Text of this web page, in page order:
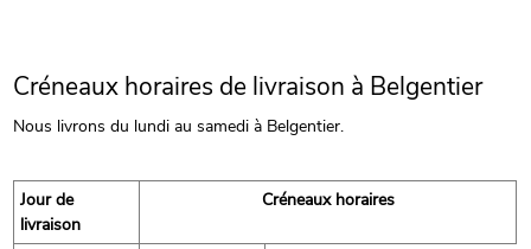
Créneaux horaires de livraison à Belgentier
Nous livrons du lundi au samedi à Belgentier.
Jour de
livraison
Créneaux horaires